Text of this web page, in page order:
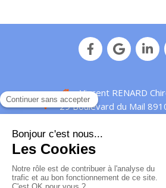
Vincent RENARD
29 Boulevard du Mail
Mentions légales